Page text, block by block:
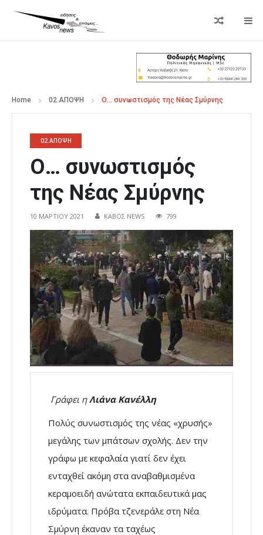
Home 02.ΑΠΟΨΗ Ο… συνωστισμός της Νέας Σμύρνης
02.ΑΠΟΨΗ
Ο… συνωστισμός
της Νέας Σμύρνης
10 ΜΑΡΤΊΟΥ 2021 ΚΑΒΟΣ NEWS 799
Γράφει ηΛιάνα Κανέλλη
Πολύς συνωστισμός της νέας «χρυσής»
μεγάλης των μπάτσων σχολής. Δεν την
γράφω με κεφαλαία γιατί δεν έχει
ενταχθεί ακόμη στα αναβαθμισμένα
κεραμοειδή ανώτατα εκπαιδευτικά μας
ιδρύματα. Πρόβα τζενεράλε στη Νέα
Σμύρνη έκαναν τα ταχέως